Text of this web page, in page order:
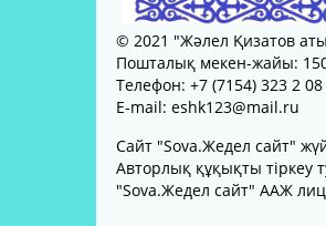
© 2021 "Жәлел Қизатов
Пошталық мекен-жайы:
Телефон: +7 (7154) 323 2
E-mail: eshk123@mail.ru
Сайт "Sova.Жедел сайт"
Авторлық құқықты тіркеу
"Sova.Жедел сайт" ААЖ